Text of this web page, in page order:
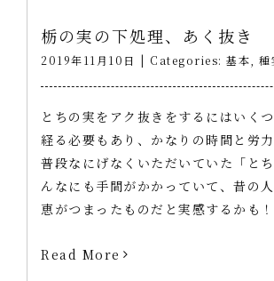
栃の実の下処理、あく抜き
2019年11月10日 | Categories: 基本 種
とちの実をアク抜きをするにはいく
経る必要もあり、かなりの時間と労力
普段なにげなくいただいていた「と
んなにも手間がかかっていて、昔の
恵がつまったものだと実感するかも！
Read More